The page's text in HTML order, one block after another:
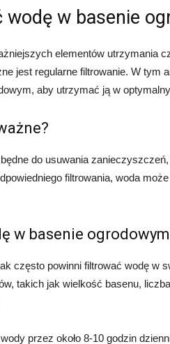
w basenie
elementów utrzymania
jest regularne filtrowanie. W tym
aby utrzymać ją w
do usuwania
filtrowania, woda
w basenie
często powinni filtrować wodę w
takich jak wielkość basenu,
przez około 8-10 godzin